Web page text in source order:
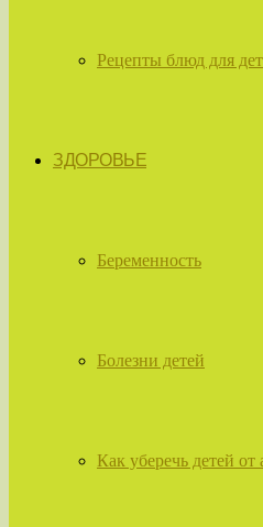
Рецепты блюд для
ЗДОРОВЬЕ
Беременность
Болезни детей
Как уберечь детей от